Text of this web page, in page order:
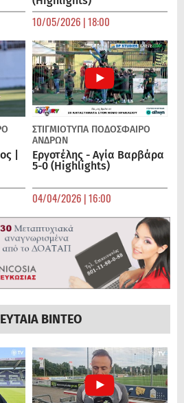
10/05/2026 | 18:00
|
ΣΤΙΓΜΙΟΤΥΠΑ ΠΟΔΌΣΦΑΙΡΟ
ΑΝΔΡΏΝ
Εργοτέλης - Αγία Βαρβάρα
5-0 (Highlights)
04/04/2026 | 16:00
ΒΙΝΤΕΟ